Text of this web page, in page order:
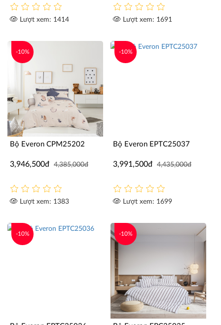
Lượt xem: 1414 Lượt xem: 1691
-10%
Bộ Everon CPM25202
3,946,500đ 4,385,000đ
Lượt xem: 1383
-10%
Bộ Everon EPTC25037
3,991,500đ 4,435,000đ
Lượt xem: 1699
-10% -10%